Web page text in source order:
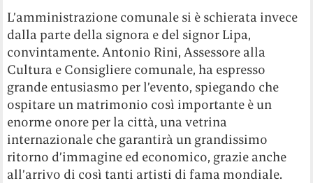
L’amministrazione comunale si è schierata invece
dalla parte della signora e del signor Lipa,
convintamente. Antonio Rini, Assessore alla
Cultura e Consigliere comunale, ha espresso
grande entusiasmo per l’evento, spiegando che
ospitare un matrimonio così importante è un
enorme onore per la città, una vetrina
internazionale che garantirà un grandissimo
ritorno d’immagine ed economico, grazie anche
all’arrivo di così tanti artisti di fama mondiale.